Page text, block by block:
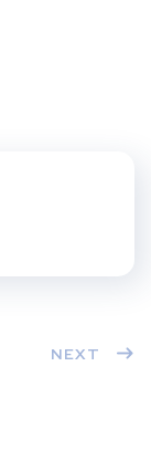
NEXT